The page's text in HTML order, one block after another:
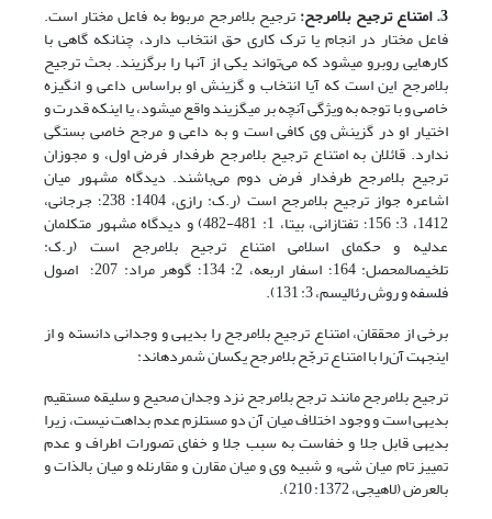
3. امتناع ترجیح بلامرجح:
ترجیح بلامرجح مربوط به فاعل مختار است.
فاعل مختار در انجام یا ترک کاری حق انتخاب دارد، چنان‎که گاهی با
کارهایی روبرو می‎شود که می‌تواند یکی از آن‎ها را برگزیند. بحث ترجیح
بلامرجح این است که آیا انتخاب و گزینش او براساس داعی و انگیزه
خاصی و با توجه به ویژگی آنچه بر می‏گزیند واقع می‎شود، یا این‎که قدرت و
اختیار او در گزینش وی کافی است و به داعی و مرجح خاصی بستگی
ندارد. قائلان به امتناع ترجیح بلامرجح طرفدار فرض اول، و مجوزان
ترجیح بلامرجح طرفدار فرض دوم می‌باشند. دیدگاه مشهور میان
اشاعره جواز ترجیح بلامرجح است (ر.ک: رازی، 1404: 238؛ جرجانی،
1412، 3: 156؛ تفتازانی، بی‏تا، 1: 481-482) و دیدگاه مشهور متکلمان
عدلیه و حکمای اسلامی امتناع ترجیح بلامرجح است (ر.ک:
تلخیص‏المحصل: 164؛ اسفار اربعه، 2: 134؛ گوهر مراد: 207؛ اصول
فلسفه و روش رئالیسم، 3: 131).
برخی از محققان، امتناع ترجیح بلامرجح را بدیهی و وجدانی دانسته و از
این‏جهت آن‌را با امتناع ترجّح بلامرجح یکسان شمرده‎اند:
ترجیح بلامرجح مانند ترجح بلامرجح نزد وجدان صحیح و سلیقه مستقیم
بدیهی است و وجود اختلاف میان آن دو مستلزم عدم بداهت نیست، زیرا
بدیهی قابل جلا و خفاست به سبب جلا و خفای تصورات اطراف و عدم
تمییز تام میان شیء و شبیه وی و میان مقارن و مقارن‏له و میان بالذات و
بالعرض (لاهیجی، 1372: 210).